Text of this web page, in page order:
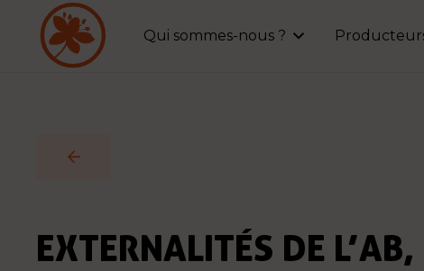
Qui sommes-nous ?
EXTERNALITÉS DE